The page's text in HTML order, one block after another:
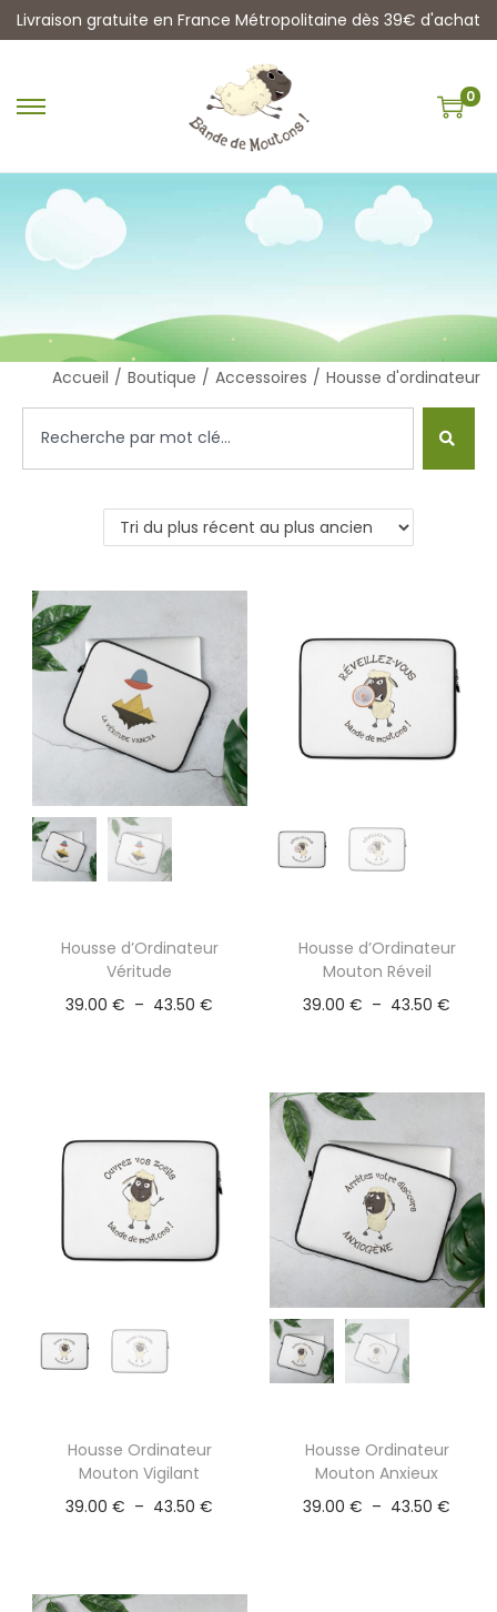
Livraison gratuite en France Métropolitaine dès 39€ d'achat
0
Accueil / Boutique / Accessoires / Housse d'ordinateur
Housse d’Ordinateur
Véritude
39.00€ – 43.50€
Housse d’Ordinateur
Mouton Réveil
39.00€ – 43.50€
Housse Ordinateur
Mouton Vigilant
39.00€ – 43.50€
Housse Ordinateur
Mouton Anxieux
39.00€ – 43.50€